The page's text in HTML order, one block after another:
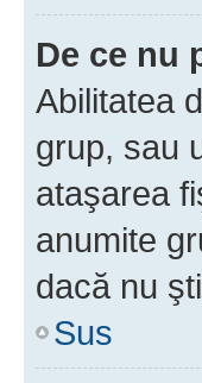
De ce nu
Abilitatea
grup, sau
ataşarea
anumite
dacă nu
Sus